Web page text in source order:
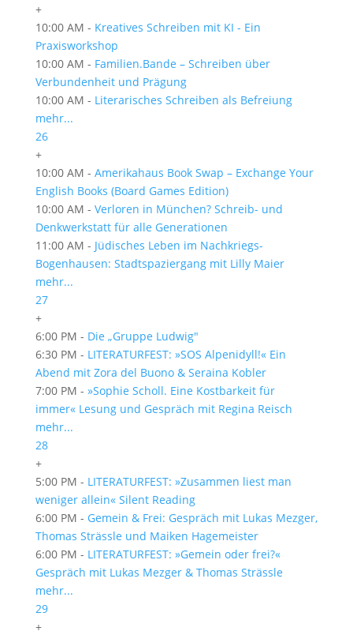
+
10:00 AM - Kreatives Schreiben mit KI - Ein
Praxisworkshop
10:00 AM - Familien.Bande – Schreiben über
Verbundenheit und Prägung
10:00 AM - Literarisches Schreiben als Befreiung
mehr...
26
+
10:00 AM - Amerikahaus Book Swap – Exchange Your
English Books (Board Games Edition)
10:00 AM - Verloren in München? Schreib- und
Denkwerkstatt für alle Generationen
11:00 AM - Jüdisches Leben im Nachkriegs-
Bogenhausen: Stadtspaziergang mit Lilly Maier
mehr...
27
+
6:00 PM - Die „Gruppe Ludwig"
6:30 PM - LITERATURFEST: »SOS Alpenidyll!« Ein
Abend mit Zora del Buono & Seraina Kobler
7:00 PM - »Sophie Scholl. Eine Kostbarkeit für
immer« Lesung und Gespräch mit Regina Reisch
mehr...
28
+
5:00 PM - LITERATURFEST: »Zusammen liest man
weniger allein« Silent Reading
6:00 PM - Gemein & Frei: Gespräch mit Lukas Mezger,
Thomas Strässle und Maiken Hagemeister
6:00 PM - LITERATURFEST: »Gemein oder frei?«
Gespräch mit Lukas Mezger & Thomas Strässle
mehr...
29
+